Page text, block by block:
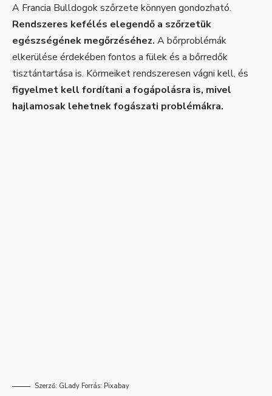
A Francia Bulldogok szőrzete könnyen gondozható.
Rendszeres kefélés elegendő a szőrzetük
egészségének megőrzéséhez. A bőrproblémák
elkerülése érdekében fontos a fülek és a bőrredők
tisztántartása is. Körmeiket rendszeresen vágni kell, és
figyelmet kell fordítani a fogápolásra is, mivel
hajlamosak lehetnek fogászati problémákra.
Szerző: GLady Forrás: Pixabay